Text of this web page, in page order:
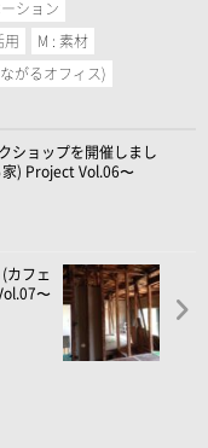
ション
用 M : 素材
がるオフィス)
ショップを開催しまし
家) Project Vol.06〜
カフェ
〜